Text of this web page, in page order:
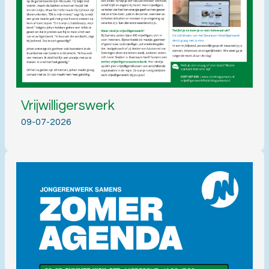
Vrijwilligerswerk
09-07-2026